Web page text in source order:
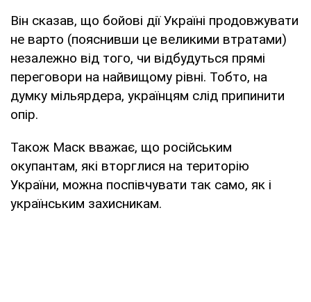
Він сказав, що бойові дії Україні продовжувати
не варто (пояснивши це великими втратами)
незалежно від того, чи відбудуться прямі
переговори на найвищому рівні. Тобто, на
думку мільярдера, українцям слід припинити
опір.
Також Маск вважає, що російським
окупантам, які вторглися на територію
України, можна поспівчувати так само, як і
українським захисникам.